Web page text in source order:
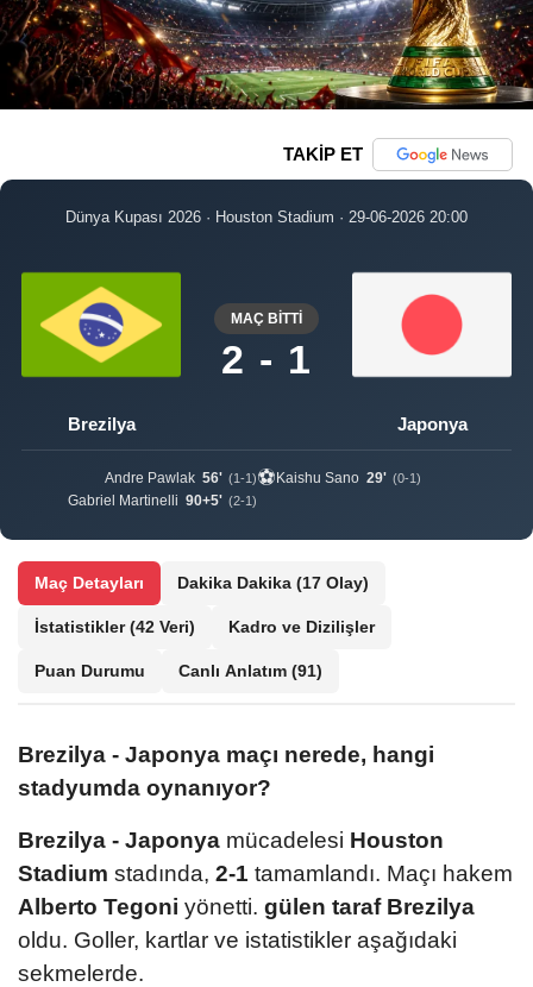
TAKİP ET
Dünya Kupası 2026 · Houston Stadium · 29-06-2026 20:00
Brezilya
MAÇ BİTTİ
2 - 1
Japonya
Andre Pawlak 56' (1-1)
Gabriel Martinelli 90+5' (2-1)
⚽Kaishu Sano 29' (0-1)
Maç Detayları Dakika Dakika (17 Olay)
İstatistikler(42 Veri) Kadro ve Dizilişler
Puan Durumu Canlı Anlatım (91)
Brezilya - Japonya maçı nerede, hangi
stadyumda oynanıyor?
Brezilya - Japonya mücadelesi Houston
Stadium stadında, 2-1 tamamlandı. Maçı hakem
Alberto Tegoni yönetti. gülen taraf Brezilya
oldu. Goller, kartlar ve istatistikler aşağıdaki
sekmelerde.